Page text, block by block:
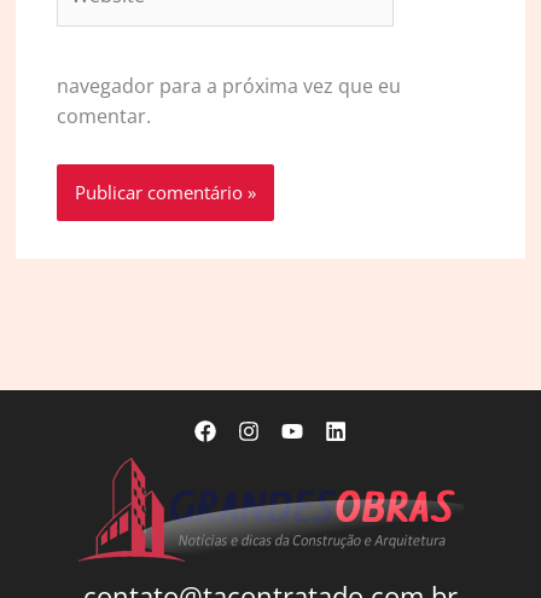
navegador para a próxima vez que eu
comentar.